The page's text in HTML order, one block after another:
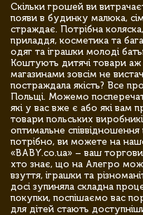
Скільки грошей ви
появи в будинку малюка,
страждає. Потрібна
приладдя, косметика та
одяг та іграшки молоді
Коштують дитячі товари
магазинами зовсім не
постраждала якість? Все
Польщі. Можемо
які у вас вже є або які вам
товари польських
оптимальне
потрібно, ви можете на
«BABY.co.ua» – ваш
хто знає, що на Алегро
взуття, іграшки та
досі зупиняла складна
покупки, поспішаємо вас
для дітей стають